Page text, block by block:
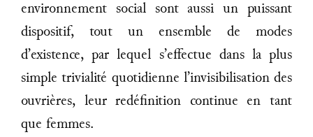
environnement social sont aussi un puissant
dispositif, tout un ensemble de modes
d’existence, par lequel s’effectue dans la plus
simple trivialité quotidienne l’invisibilisation des
ouvrières, leur redéfinition continue en tant
que femmes.